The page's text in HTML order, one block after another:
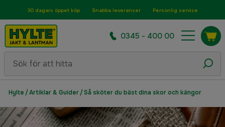
30 dagars öppet köp Snabba leveranser Personlig service
0345 - 400 00
Hylte /Artiklar & Guider/Så sköter du bäst dina skor och kängor